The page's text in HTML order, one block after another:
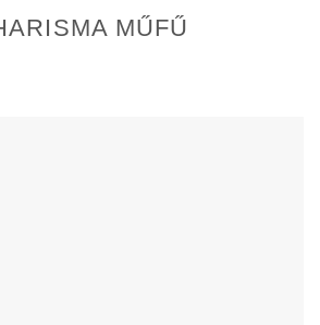
MŰFŰ